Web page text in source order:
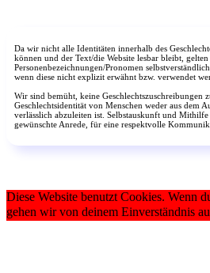
Da wir nicht alle Identitäten innerhalb des
können und der Text/die Website lesbar bleibt,
Personenbezeichnungen/Pronomen
wenn diese nicht explizit erwähnt bzw. verwendet
Wir sind bemüht, keine Geschlechtszuschreibungen
Geschlechtsidentität von Menschen weder aus dem
verlässlich abzuleiten ist. Selbstauskunft und
gewünschte Anrede, für eine respektvolle
Diese Website benutzt Cookies. Wenn
gehen wir von deinem Einverständnis